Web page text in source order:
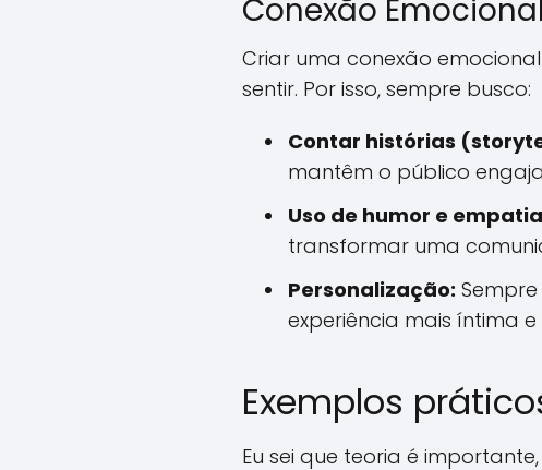
Conexão Emocional
Criar uma conexão
sentir. Por isso, sempre busco:
Contar histórias
mantêm o público
Uso de humor e
transformar uma
Personalização:
experiência mais íntima e
Exemplos
Eu sei que teoria é